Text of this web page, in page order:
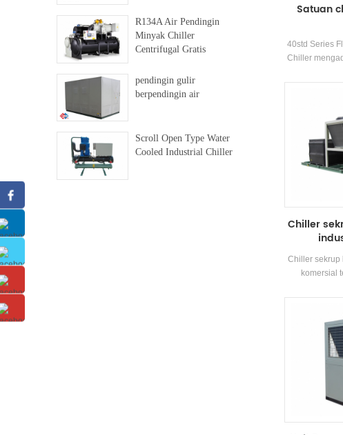
Satuan
40std Series
Chiller
danDiproduksi
Panas dapat
Pelanggan
Chiller
Chiller sekrup
komersial
dan
merek
digunakan
R134A Air Pendingin
Minyak Chiller
Centrifugal Gratis
pendingin gulir
berpendingin air
Scroll Open Type Water
Cooled Industrial Chiller